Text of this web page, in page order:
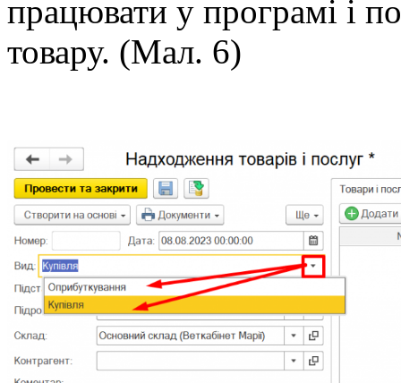
працювати у програмі і
товару. (Мал. 6)